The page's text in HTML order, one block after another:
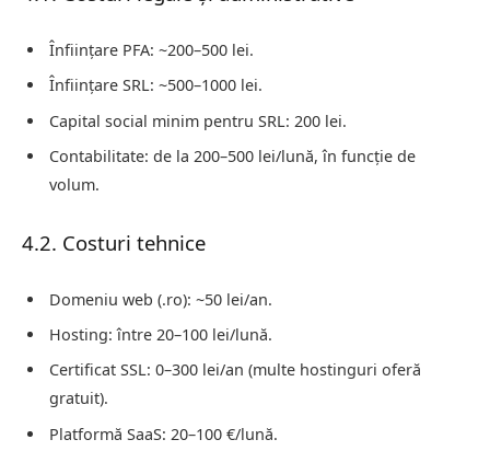
Înființare PFA: ~200–500 lei.
Înființare SRL: ~500–1000 lei.
Capital social minim pentru SRL: 200 lei.
Contabilitate: de la 200–500 lei/lună, în funcție de
volum.
4.2. Costuri tehnice
Domeniu web (.ro): ~50 lei/an.
Hosting: între 20–100 lei/lună.
Certificat SSL: 0–300 lei/an (multe hostinguri oferă
gratuit).
Platformă SaaS: 20–100 €/lună.